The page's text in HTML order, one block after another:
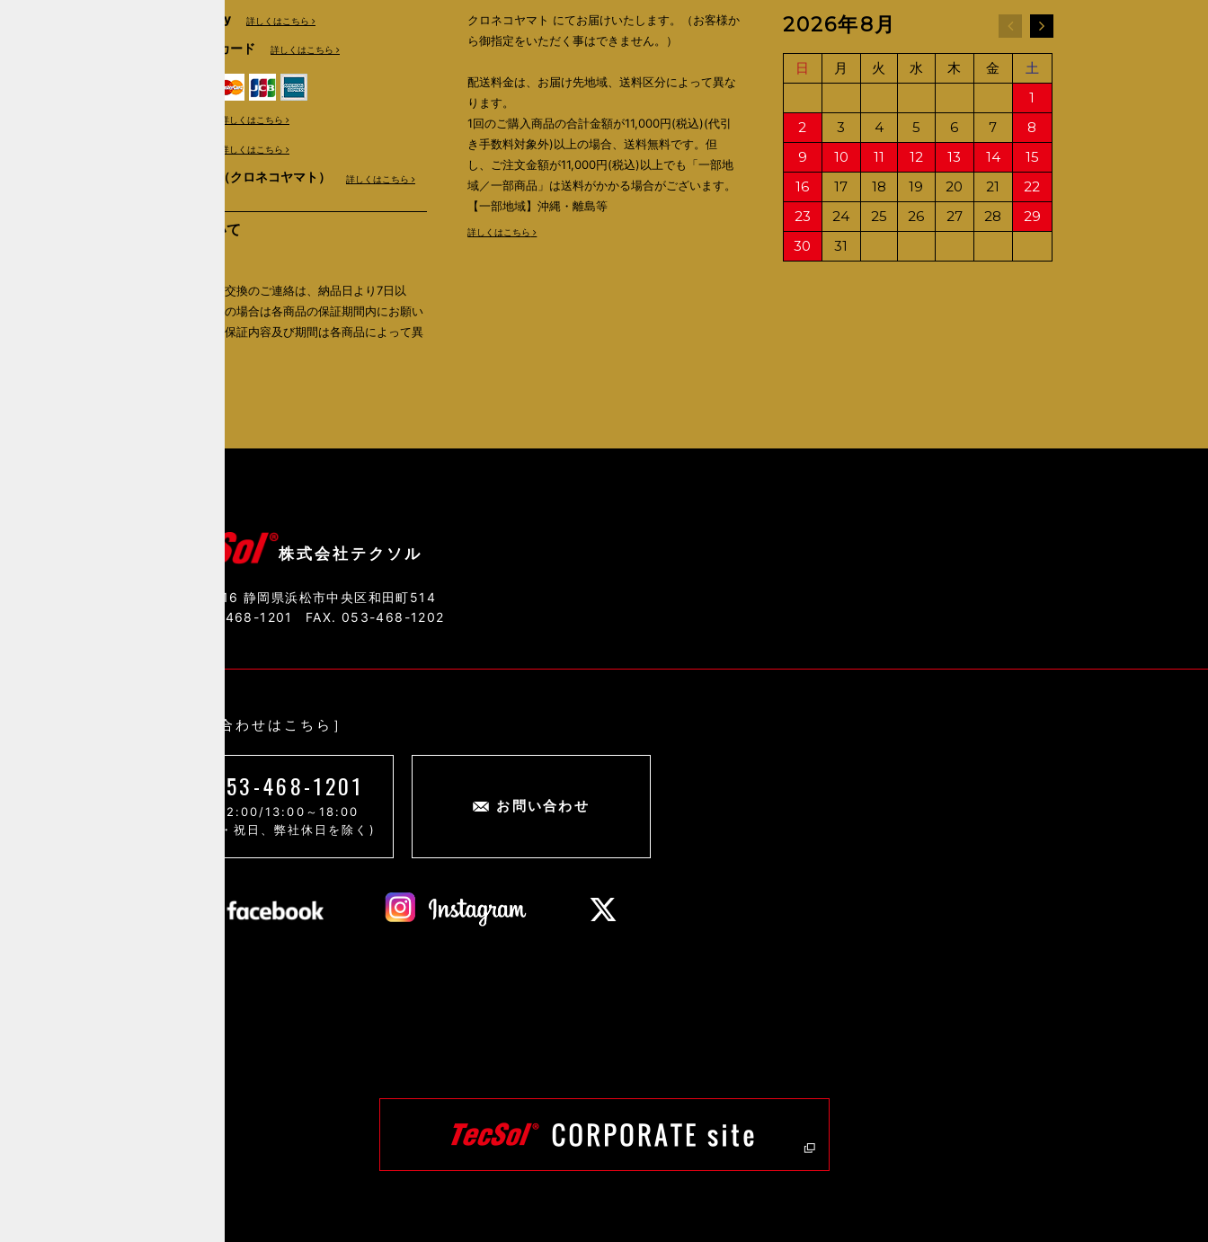
Amazon Pay 詳しくはこちら
クレジットカード 詳しくはこちら
詳しくはこちら
詳しくはこちら
商品代引き（クロネコヤマト） 詳しくはこちら
返品について
商品の返品・交換のご連絡は、納品日より7日以
内、初期不良の場合は各商品の保証期間内にお願い
いたします。保証内容及び期間は各商品によって異
クロネコヤマト にてお届けいたします。（お客様か
ら御指定をいただく事はできません。）
配送料金は、お届け先地域、送料区分によって異な
ります。
1回のご購入商品の合計金額が11,000円(税込)(代引
き手数料対象外)以上の場合、送料無料です。但
し、ご注文金額が11,000円(税込)以上でも「一部地
域／一部商品」は送料がかかる場合がございます。
【一部地域】沖縄・離島等
詳しくはこちら
2026年8月
日 月 火 水 木 金
土
1
2
3 4 5 6 7
8
9
10 11 12 13 14
15
16
17 18 19 20 21
22
23
24 25 26 27 28
29
30
31
株式会社テクソル
〒435-0016 静岡県浜松市中央区和田町514
TEL. 053-468-1201
FAX. 053-468-1202
［お問い合わせはこちら］
053-468-1201
9:00～12:00/13:00～18:00
(土・日・祝日、弊社休日を除く)
お問い合わせ